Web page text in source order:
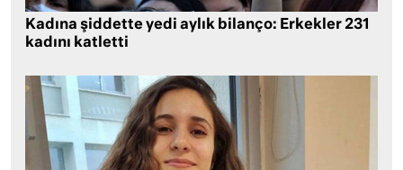
Kadına şiddette yedi aylık bilanço: Erkekler 231
kadını katletti